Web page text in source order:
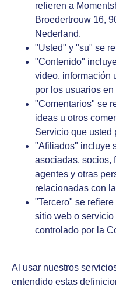
refieren a
Broedertrouw 16,
Nederland.
"Usted" y "su" se
"Contenido"
video, información
por los usuarios
"Comentarios" se
ideas u otros
Servicio que usted
"Afiliados" incluye
asociadas, socios,
agentes y otras
relacionadas con
"Tercero" se
sitio web o
controlado por la
Al usar nuestros
entendido estas